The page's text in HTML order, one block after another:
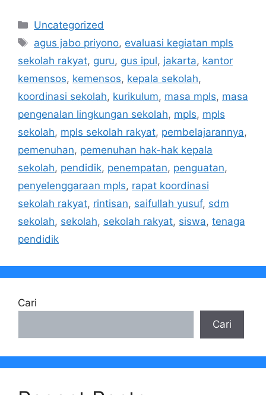
Kategori
Uncategorized
Tag
agus jabo priyono, evaluasi kegiatan mpls
sekolah rakyat, guru, gus ipul, jakarta, kantor
kemensos, kemensos, kepala sekolah,
koordinasi sekolah, kurikulum, masa mpls, masa
pengenalan lingkungan sekolah, mpls, mpls
sekolah, mpls sekolah rakyat, pembelajarannya,
pemenuhan, pemenuhan hak-hak kepala
sekolah, pendidik, penempatan, penguatan,
penyelenggaraan mpls, rapat koordinasi
sekolah rakyat, rintisan, saifullah yusuf, sdm
sekolah, sekolah, sekolah rakyat, siswa, tenaga
pendidik
Cari
Cari